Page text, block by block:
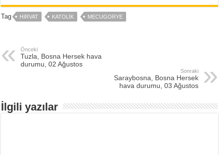
Tag HIRVAT KATOLIK MECUGORYE
Önceki
Tuzla, Bosna Hersek hava
durumu, 02 Ağustos
Sonraki
Saraybosna, Bosna Hersek
hava durumu, 03 Ağustos
İlgili yazılar